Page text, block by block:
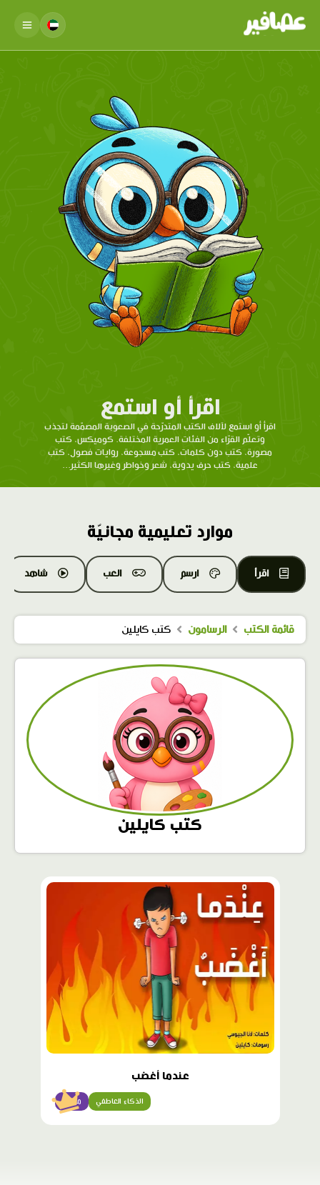
اقرأ أو استمع
اقرأ أو استمع لآلاف الكتب المتدرّحة في الصعوبة المصمّمة لتجذب
وتعلّم القرّاء من الفئات العمرية المختلفة. كوميكس، كتب
مصورة، كتب دون كلمات، كتب مسجوعة، روايات فصول، كتب
علمية، كتب حرف يدوية، شعر وخواطر وغيرها الكثير...
موارد تعليمية مجانيّة
اقرأ ارسم العب شاهد
قائمة الكتب الرسامون كتب كايلين
كتب كايلين
محتوى
مميّز
عندما أغضب
مبتدئ الذكاء العاطفي